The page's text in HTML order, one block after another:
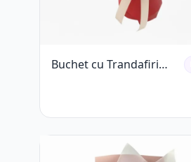
Buchet cu Trandafiri